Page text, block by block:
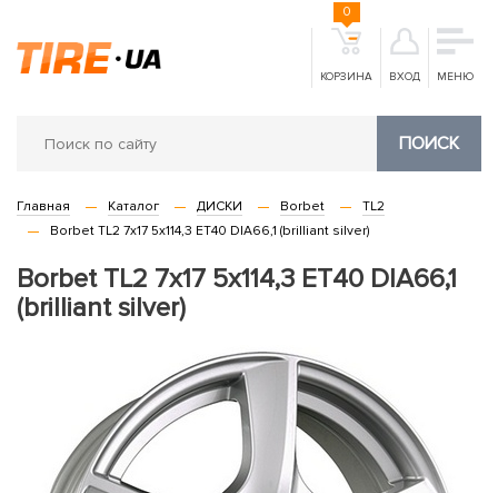
КОРЗИНА
0
ВХОД МЕНЮ
ПОИСК
Главная Каталог ДИСКИ Borbet
TL2
Borbet TL2 7x17 5x114,3 ET40 DIA66,1 (brilliant silver)
Borbet TL2 7x17 5x114,3 ET40 DIA66,1
(brilliant silver)